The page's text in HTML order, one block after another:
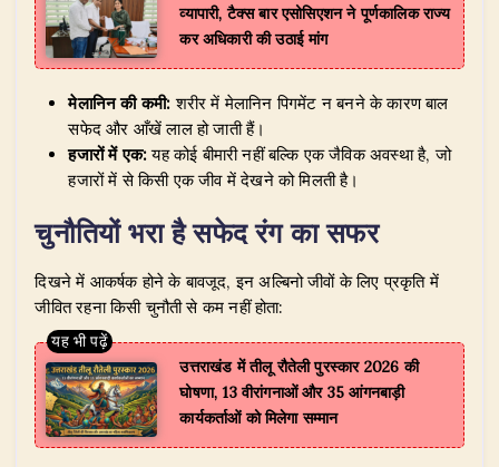
व्यापारी, टैक्स बार एसोसिएशन ने पूर्णकालिक राज्य
कर अधिकारी की उठाई मांग
मेलानिन की कमी: शरीर में मेलानिन पिगमेंट न बनने के कारण बाल
सफेद और आँखें लाल हो जाती हैं।
हजारों में एक:यह कोई बीमारी नहीं बल्कि एक जैविक अवस्था है, जो
हजारों में से किसी एक जीव में देखने को मिलती है।
चुनौतियों भरा है सफेद रंग का सफर
​दिखने में आकर्षक होने के बावजूद, इन अल्बिनो जीवों के लिए प्रकृति में
जीवित रहना किसी चुनौती से कम नहीं होता:
उत्तराखंड में तीलू रौतेली पुरस्कार 2026 की
घोषणा, 13 वीरांगनाओं और 35 आंगनबाड़ी
कार्यकर्ताओं को मिलेगा सम्मान